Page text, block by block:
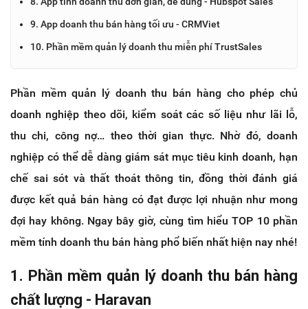
9. App doanh thu bán hàng tối ưu - CRMViet
10. Phần mềm quản lý doanh thu miễn phí TrustSales
Phần mềm quản lý doanh thu bán hàng cho phép chủ
doanh nghiệp theo dõi, kiểm soát các số liệu như lãi lỗ,
thu chi, công nợ… theo thời gian thực. Nhờ đó, doanh
nghiệp có thể dễ dàng giám sát mục tiêu kinh doanh, hạn
chế sai sót và thất thoát thông tin, đồng thời đánh giá
được kết quả bán hàng có đạt được lợi nhuận như mong
đợi hay không. Ngay bây giờ, cùng tìm hiểu TOP 10 phần
mềm tính doanh thu bán hàng phổ biến nhất hiện nay nhé!
1. Phần mềm quản lý doanh thu bán hàng
chất lượng - Haravan